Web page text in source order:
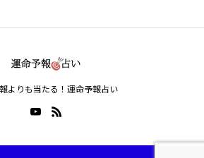
よりも当たる！運命予報占い